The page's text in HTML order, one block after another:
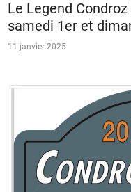
Le Legend
samedi 1er et
11 janvier 2025